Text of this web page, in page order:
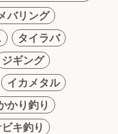
バリング
タイラバ
ジギング
イカメタル
かり釣り
キ釣り